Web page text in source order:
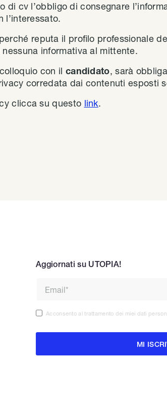
cv l’obbligo di consegnare
l’interessato.
perché reputa il profilo professionale
informativa al mittente.
con il candidato, sarà
corredata dai contenuti esposti
clicca su questo link.
Aggiornati su UTOPIA!
Acconsento al trattamento dei miei dati